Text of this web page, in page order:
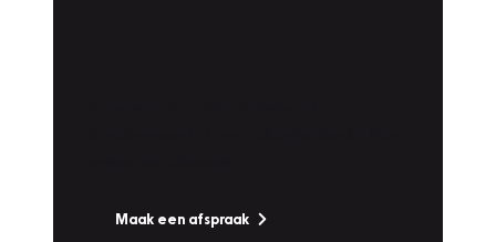
Maak een afspraak